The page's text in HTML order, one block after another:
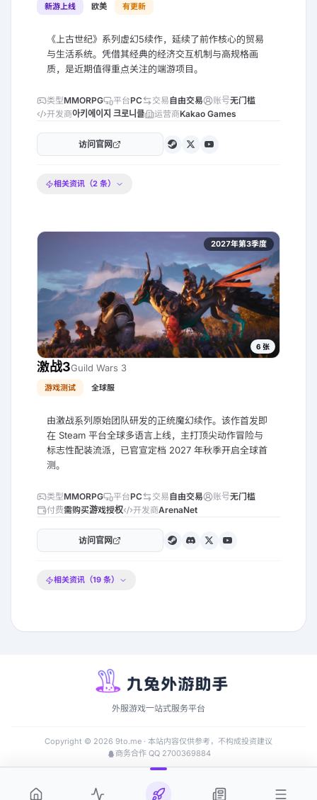
新游上线 欧美 有更新
《上古世纪》系列虚幻5续作，延续了前作核心的贸易
与生活系统。凭借其经典的经济交互机制与高规格画
质，是近期值得重点关注的端游项目。
类型MMORPG 平台PC 交易自由交易 账号无门槛
开发商아키에이지 크로니클 运营商Kakao Games
访问官网
相关资讯（2 条）
2027年第3季度
6 张
激战3Guild Wars 3
游戏测试 全球服
由激战系列原始团队研发的正统魔幻续作。该作首发即
在 Steam 平台全球多语言上线，主打顶尖动作冒险与
标志性配装流派，已官宣定档 2027 年秋季开启全球首
测。
类型MMORPG 平台PC 交易自由交易 账号无门槛
付费需购买游戏授权 开发商ArenaNet
访问官网
相关资讯（19 条）
外服游戏一站式服务平台
Copyright © 2026 9to.me · 本站内容仅供参考，不构成投资建议
商务合作 QQ 2700369884